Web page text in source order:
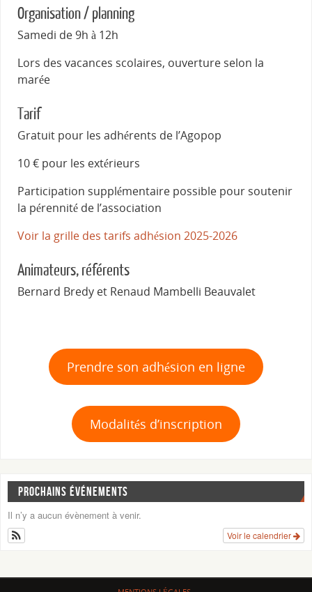
Organisation / planning
Samedi de 9h à 12h
Lors des vacances scolaires, ouverture selon la
marée
Tarif
Gratuit pour les adhérents de l’Agopop
10 € pour les extérieurs
Participation supplémentaire possible pour soutenir
la pérennité de l’association
Voir la grille des tarifs adhésion 2025-2026
Animateurs, référents
Bernard Bredy et Renaud Mambelli Beauvalet
Prendre son adhésion en ligne
Modalités d’inscription
PROCHAINS ÉVÉNEMENTS
Il n’y a aucun évènement à venir.
Voir le calendrier